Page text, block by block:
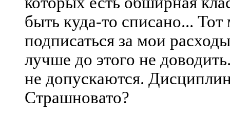
быть куда-то списано...
подписаться за мои
лучше до этого не
не допускаются.
Страшновато?